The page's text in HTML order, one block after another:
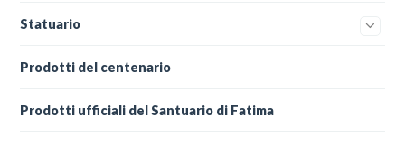
Statuario
Prodotti del centenario
Prodotti ufficiali del Santuario di Fatima